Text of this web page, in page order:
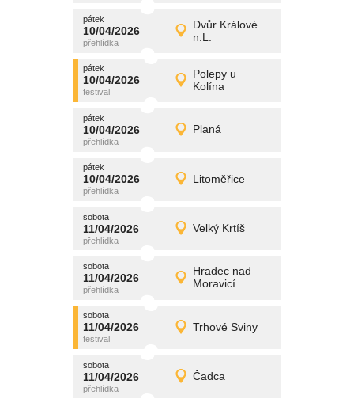
pátek
10/04/2026
Dvůr Králové
n.L.
pátek
10/04/2026 Detail
promítání
pátek
10/04/2026
Polepy u
Kolína
pátek
10/04/2026 Detail
promítání
pátek
10/04/2026 Planá
pátek
10/04/2026 Detail
promítání
pátek
10/04/2026 Litoměřice
pátek
10/04/2026 Detail
promítání
sobota
11/04/2026 Velký Krtíš
sobota
11/04/2026 Detail
promítání
sobota
11/04/2026
Hradec nad
Moravicí
sobota
11/04/2026 Detail
promítání
sobota
11/04/2026 Trhové Sviny
sobota
11/04/2026 Detail
promítání
sobota
11/04/2026 Čadca
sobota
11/04/2026 Detail
promítání